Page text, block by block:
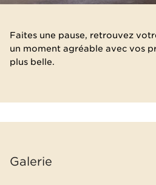
Faites une pause, retrouvez
un moment agréable avec vos
plus belle.
Galerie